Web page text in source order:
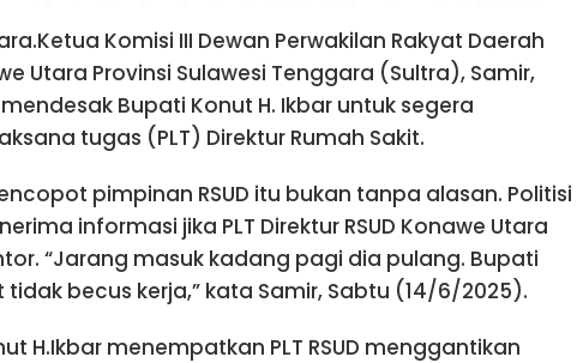
Komisi III Dewan Perwakilan Rakyat Daerah
Utara Provinsi Sulawesi Tenggara (Sultra), Samir,
Bupati Konut H. Ikbar untuk segera
tugas (PLT) Direktur Rumah Sakit.
pimpinan RSUD itu bukan tanpa alasan. Politisi
informasi jika PLT Direktur RSUD Konawe Utara
“Jarang masuk kadang pagi dia pulang. Bupati
becus kerja,” kata Samir, Sabtu (14/6/2025).
H.Ikbar menempatkan PLT RSUD menggantikan